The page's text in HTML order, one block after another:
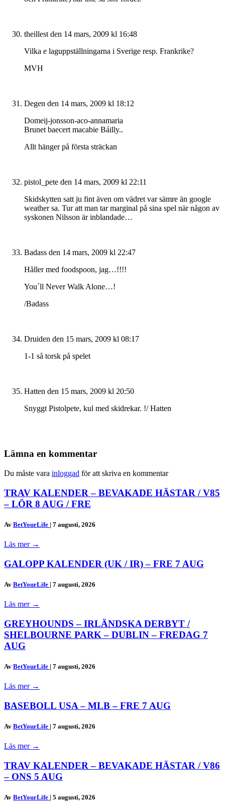
theillest den 14 mars, 2009 kl 16:48
Vilka e laguppställningarna i Sverige resp. Frankrike?
MVH
Degen den 14 mars, 2009 kl 18:12
Domeij-jonsson-aco-annamaria
Brunet baecert macabie Báilly..
Allt hänger på första sträckan
pistol_pete den 14 mars, 2009 kl 22:11
Skidskytten satt ju fint även om vädret var sämre än google
weather sa. Tur att man tar marginal på sina spel när någon av
syskonen Nilsson är inblandade…
Badass den 14 mars, 2009 kl 22:47
Håller med foodspoon, jag…!!!!
You´ll Never Walk Alone…!
/Badass
Druiden den 15 mars, 2009 kl 08:17
1-1 så torsk på spelet
Hatten den 15 mars, 2009 kl 20:50
Snyggt Pistolpete, kul med skidrekar. !/ Hatten
Lämna en kommentar
Du måste vara inloggad för att skriva en kommentar
TRAV KALENDER – BEVAKADE HÄSTAR / V85
– LÖR 8 AUG / FRE
Av BetYourLife | 7 augusti, 2026
Läs mer →
GALOPP KALENDER (UK / IR) – FRE 7 AUG
Av BetYourLife | 7 augusti, 2026
Läs mer →
GREYHOUNDS – IRLÄNDSKA DERBYT /
SHELBOURNE PARK – DUBLIN – FREDAG 7
AUG
Av BetYourLife | 7 augusti, 2026
Läs mer →
BASEBOLL USA – MLB – FRE 7 AUG
Av BetYourLife | 7 augusti, 2026
Läs mer →
TRAV KALENDER – BEVAKADE HÄSTAR / V86
– ONS 5 AUG
Av BetYourLife | 5 augusti, 2026